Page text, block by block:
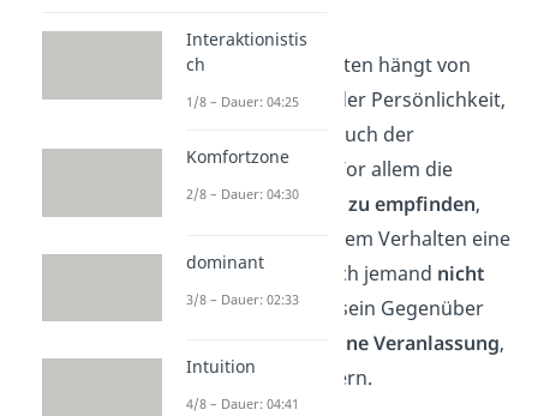
Altruistisches Verhalten hängt von
vielen Faktoren ab: der Persönlichkeit,
der Intelligenz und auch der
Selbstwirksamkeit. Vor allem die
Fähigkeit,Empathie zu empfinden,
spielt bei altruistischem Verhalten eine
große Rolle. Kann sich jemand nicht
vorstellen, wie sich sein Gegenüber
keine Veranlassung,
etwas daran zu ändern.
Interaktionistis
ch
1/8 – Dauer: 04:25
Komfortzone
2/8 – Dauer: 04:30
dominant
3/8 – Dauer: 02:33
Intuition
4/8 – Dauer: 04:41